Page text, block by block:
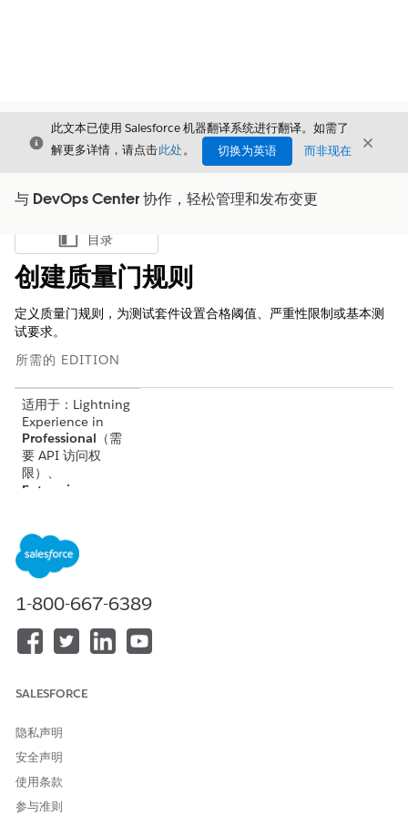
关闭
此文本已使用 Salesforce 机器翻译系统进行翻译。如需了
解更多详情，请点击此处。 切换为英语 而非现在 关闭
与 DevOps Center 协作，轻松管理和发布变更
显示目录
目录
创建质量门规则
定义质量门规则，为测试套件设置合格阈值、严重性限制或基本测
试要求。
所需的 EDITION
适用于：Lightning
Experience in
Professional （需
要 API 访问权
限）、
Enterprise
Developer
不适用于：
Cloud Plus。联系
您的 Salesforce 客
户主管了解更多详
细信息。
不适用于：欧盟操
区域是一项特殊的
付费服务，提供了
更高级别的数据驻
留承诺。根据标准
1-800-667-6389
SALESFORCE
隐私声明
安全声明
使用条款
参与准则